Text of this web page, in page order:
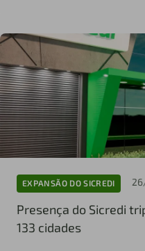
EXPANSÃO DO SICREDI
Presença do Sicredi
133 cidades